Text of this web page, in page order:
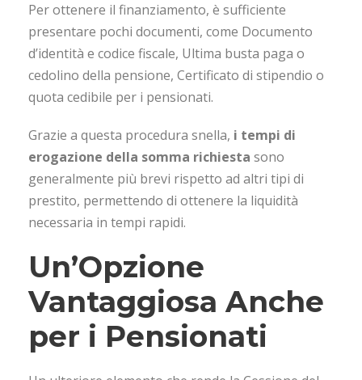
Per ottenere il finanziamento, è sufficiente
presentare pochi documenti, come Documento
d’identità e codice fiscale, Ultima busta paga o
cedolino della pensione, Certificato di stipendio o
quota cedibile per i pensionati.
Grazie a questa procedura snella, i tempi di
erogazione della somma richiesta sono
generalmente più brevi rispetto ad altri tipi di
prestito, permettendo di ottenere la liquidità
necessaria in tempi rapidi.
Un’Opzione
Vantaggiosa Anche
per i Pensionati